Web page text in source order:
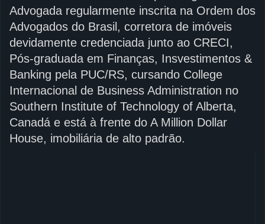
Advogada regularmente inscrita na Ordem dos
Advogados do Brasil, corretora de imóveis
devidamente credenciada junto ao CRECI,
Pós-graduada em Finanças, Insvestimentos &
Banking pela PUC/RS, cursando College
Internacional de Business Administration no
Southern Institute of Technology of Alberta,
Canadá e está à frente do A Million Dollar
House, imobiliária de alto padrão.